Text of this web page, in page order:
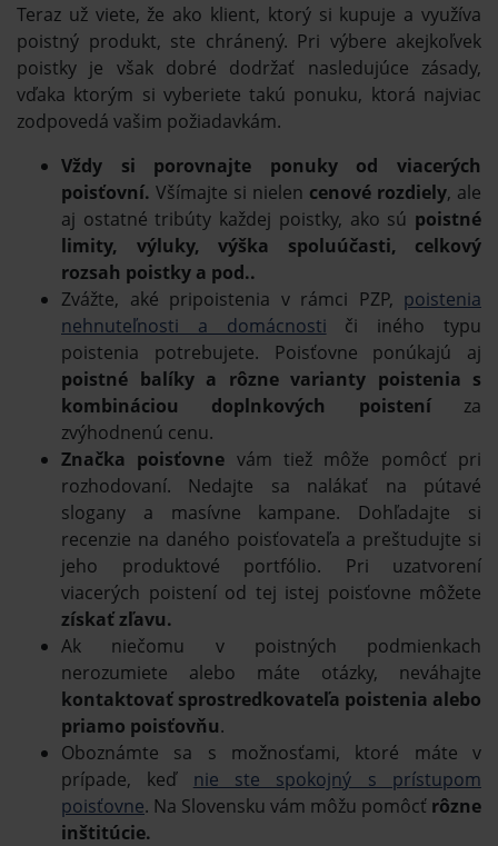
Teraz už viete, že ako klient, ktorý si kupuje a využíva
poistný produkt, ste chránený. Pri výbere akejkoľvek
poistky je však dobré dodržať nasledujúce zásady,
vďaka ktorým si vyberiete takú ponuku, ktorá najviac
zodpovedá vašim požiadavkám.
Vždy si porovnajte ponuky od viacerých
poisťovní. Všímajte si nielen cenové rozdiely, ale
aj ostatné tribúty každej poistky, ako sú poistné
limity, výluky, výška spoluúčasti, celkový
rozsah poistky a pod..
Zvážte, aké pripoistenia v rámci PZP, poistenia
nehnuteľnosti a domácnosti či iného typu
poistenia potrebujete. Poisťovne ponúkajú aj
poistné balíky a rôzne varianty poistenia s
kombináciou doplnkových poistení za
zvýhodnenú cenu.
Značka poisťovne vám tiež môže pomôcť pri
rozhodovaní. Nedajte sa nalákať na pútavé
slogany a masívne kampane. Dohľadajte si
recenzie na daného poisťovateľa a preštudujte si
jeho produktové portfólio. Pri uzatvorení
viacerých poistení od tej istej poisťovne môžete
získať zľavu.
Ak niečomu v poistných podmienkach
nerozumiete alebo máte otázky, neváhajte
kontaktovať sprostredkovateľa poistenia alebo
priamo poisťovňu.
Oboznámte sa s možnosťami, ktoré máte v
prípade, keď nie ste spokojný s prístupom
poisťovne. Na Slovensku vám môžu pomôcť rôzne
inštitúcie.